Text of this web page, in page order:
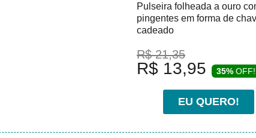
Pulseira folheada a ouro
pingentes em forma de
cadeado
R$ 21,35
R$ 13,95 35% OFF!
EU QUERO!